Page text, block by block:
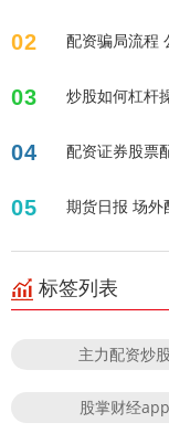
02 配资骗局流程
03 炒股如何杠杆
04 配资证券股票
05 期货日报 场外
标签列表
主力配资炒股
股掌财经app